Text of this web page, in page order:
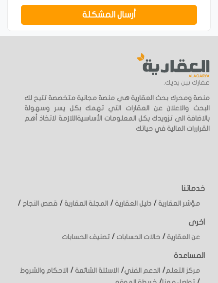
أرسال المشكلة
عقارك بين يديك.
منصة ومحرك بحث العقارية هي منصة مجانية متخصصة تتيح لك
البحث والاعلان عن العقارات التي تهمك بكل يسر وسهولة
بالاضافة الى تزويدك بكل المعلومات الأساسيةاللازمة لاتخاذ أهم
القراررات المالية في حياتك
خدماتنا
مؤشر العقارية / دليل العقارية / المجلة العقارية / قصص النجاح /
اخرى
عن العقارية / حالات الحسابات /تصنيف الحسابات
المساعدة
مركز التعلم/ الدعم الفني/ الاسئلة الشائعة / الاحكام والشروط